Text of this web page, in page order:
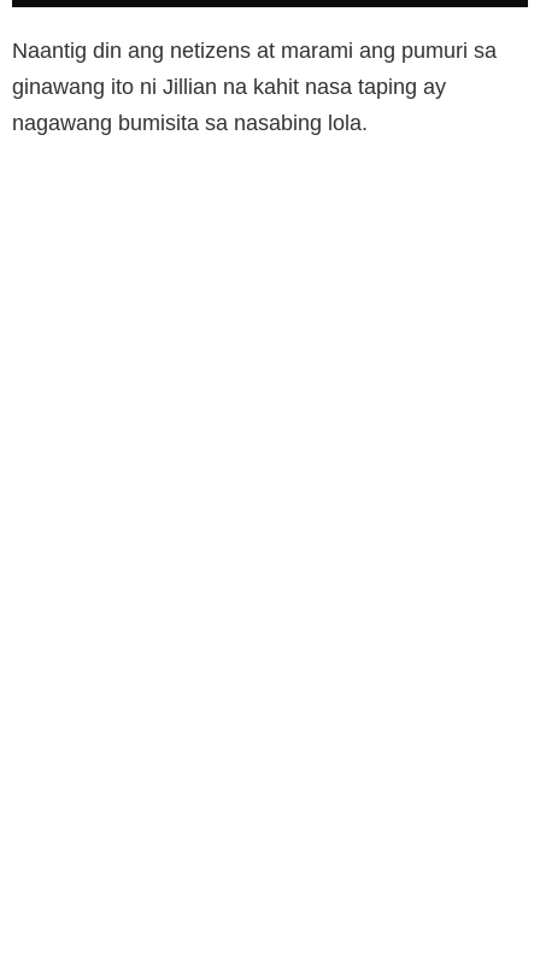
Naantig din ang netizens at marami ang pumuri sa
ginawang ito ni Jillian na kahit nasa taping ay
nagawang bumisita sa nasabing lola.